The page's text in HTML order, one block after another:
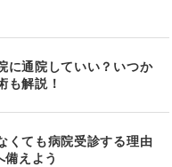
に通院していい？いつか
も解説！
くても病院受診する理由
備えよう